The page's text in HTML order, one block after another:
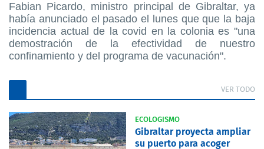
Fabian Picardo, ministro principal de Gibraltar, ya
había anunciado el pasado el lunes que que la baja
incidencia actual de la covid en la colonia es "una
demostración de la efectividad de nuestro
confinamiento y del programa de vacunación".
VER TODO
ECOLOGISMO
Gibraltar proyecta ampliar
su puerto para acoger